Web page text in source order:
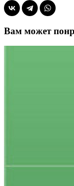
Вам может